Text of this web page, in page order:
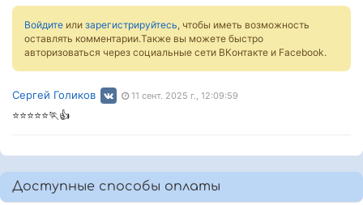
Войдите или зарегистрируйтесь, чтобы иметь возможность
оставлять комментарии.Также вы можете быстро
авторизоваться через социальные сети ВКонтакте и Facebook.
Сергей Голиков 11 сент. 2025 г., 12:09:59
⭐⭐⭐⭐⭐🏃👍
Доступные способы оплаты